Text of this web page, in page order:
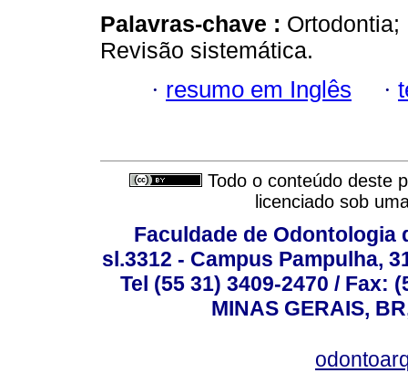
Palavras-chave :
Revisão sistemática.
· resumo em Inglês ·
Todo o conteúdo deste
licenciado sob
Faculdade de Odontologia
sl.3312 - Campus Pampulha,
Tel (55 31) 3409-2470 / Fax:
MINAS GERAIS,